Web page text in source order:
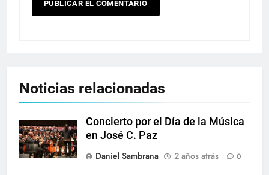
Noticias relacionadas
Concierto por el Día de la Música
en José C. Paz
Daniel Sambrana
2 años atrás 0